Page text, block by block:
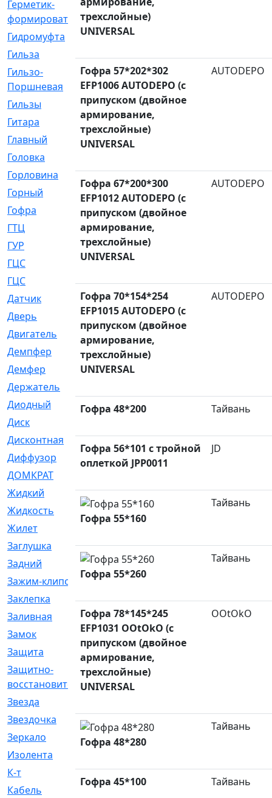
Герметик-
формирователь
[3]
Гидромуфта
[47]
Гильза
[56]
Гильзо-
Поршневая
[13]
Гильзы
[259]
Гитара
[7]
Главный
[29]
Головка
Горловина
[14]
Горный
[1]
Гофра
[86]
ГТЦ
[96]
ГУР
[34]
ГЦC
[6]
ГЦС
[74]
Датчик
[969]
Дверь
[249]
Двигатель
Демпфер
[2]
Демфер
[1]
Держатель
Диодный
[3]
Диск
Дисконтная
[1]
Диффузор
[1]
ДОМКРАТ
Жидкий
[5]
Жидкость
[80]
Жилет
Заглушка
[21]
Задний
[528]
Зажим-клипса
[1]
Заклепка
[1]
Заливная
[4]
Замок
[12]
Защита
[79]
Защитно-
восстановительный
[4]
Звезда
Звездочка
Зеркало
[369]
Изолента
К-т
[13]
Кабель
трехслойные)
UNIVERSAL
Гофра 57*202*302
EFP1006 AUTODEPO (с
припуском (двойное
армирование,
трехслойные)
UNIVERSAL
AUTODEPO
Гофра 67*200*300
EFP1012 AUTODEPO (с
припуском (двойное
армирование,
трехслойные)
UNIVERSAL
AUTODEPO
Гофра 70*154*254
EFP1015 AUTODEPO (с
припуском (двойное
армирование,
трехслойные)
UNIVERSAL
AUTODEPO
Гофра 48*200 Тайвань
Гофра 56*101 с тройной
оплеткой JPP0011
JD
Гофра 55*160
Тайвань
Гофра 55*260
Тайвань
Гофра 78*145*245
EFP1031 OOtOkO (с
припуском (двойное
армирование,
трехслойные)
UNIVERSAL
OOtOkO
Гофра 48*280
Тайвань
Гофра 45*100 Тайвань